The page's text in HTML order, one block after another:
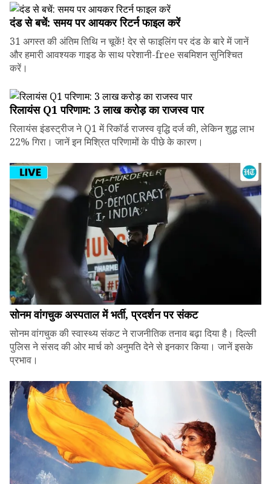
दंड से बचें: समय पर आयकर रिटर्न फाइल करें
31 अगस्त की अंतिम तिथि न चूकें! देर से फाइलिंग पर दंड के बारे में जानें
और हमारी आवश्यक गाइड के साथ परेशानी-free सबमिशन सुनिश्चित
करें।
रिलायंस Q1 परिणाम: ₹3 लाख करोड़ का राजस्व पार
रिलायंस इंडस्ट्रीज ने Q1 में रिकॉर्ड राजस्व वृद्धि दर्ज की, लेकिन शुद्ध लाभ
22% गिरा। जानें इन मिश्रित परिणामों के पीछे के कारण।
सोनम वांगचुक अस्पताल में भर्ती, प्रदर्शन पर संकट
सोनम वांगचुक की स्वास्थ्य संकट ने राजनीतिक तनाव बढ़ा दिया है। दिल्ली
पुलिस ने संसद की ओर मार्च को अनुमति देने से इनकार किया। जानें इसके
प्रभाव।